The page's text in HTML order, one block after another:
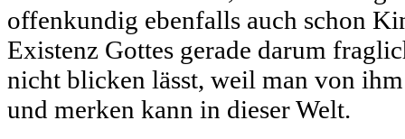
offenkundig ebenfalls auch schon
Existenz Gottes gerade darum
nicht blicken lässt, weil man von
und merken kann in dieser Welt.